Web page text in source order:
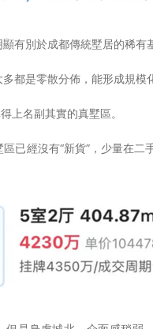
有別於成都傳統墅居的稀有
都是零散分佈，能形成規模
上名副其實的真墅區。
已經沒有“新貨”，少量在二